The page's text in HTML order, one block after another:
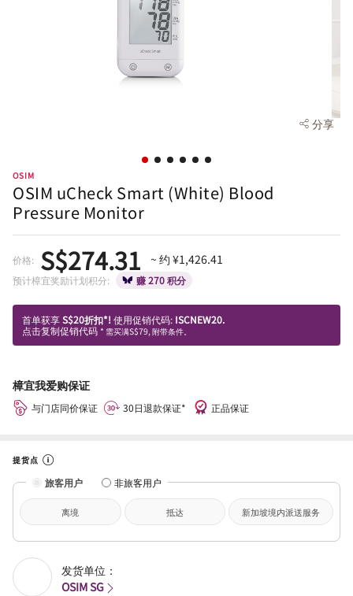
分享
OSIM
OSIM uCheck Smart (White) Blood
Pressure Monitor
价格: S$274.31 ~ 约 ¥1,426.41
预计樟宜奖励计划积分: 赚 270 积分
首单获享S$20折扣*! 使用促销代码: ISCNEW20.
点击复制促销代码 * 需买满S$79, 附带条件。
樟宜我爱购保证
与门店同价保证 30日退款保证* 正品保证
提货点
旅客用户 非旅客用户
离境 抵达 新加坡境内派送服务
发货单位：
OSIM SG